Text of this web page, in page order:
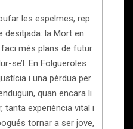
les espelmes, rep
desitjada: la Mort en
més plans de futur
se’l. En Folgueroles
i una pèrdua per
quan encara li
tanta experiència vital i
tornar a ser jove,